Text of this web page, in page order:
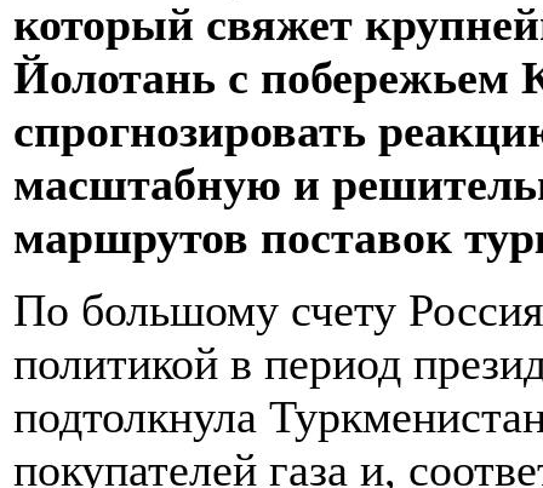
который свяжет
Йолотань с побережьем
спрогнозировать
масштабную и
маршрутов поставок
По большому счету
политикой в период
подтолкнула
покупателей газа и,